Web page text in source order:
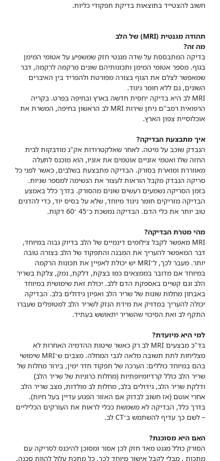
חשוב להצטייד בתוצאות בדיקת תפקודי כליות.
תהודה מגנטית (MRI) של הלב
מה זה?
בדיקה המתבססת על שדה מגנטי חזק שמשפיע על אטומי המימן
בגוף. מספר אטומי המימן ותכונותיהם שונים מרקמה לרקמה, דבר
שמאפשר לצלם את הגוף בצורה מפורטת ולהפריד בין האיברים
השונים, גם ללא חומר ניגוד.
MRI לב היא בדיקה יחסית חדשה בארץ ובחיפה בפרט. בקריה
הרפואית רמב"ם ניתן שירות MRI לב הראשון בחיפה, המשרת את
אוכלוסיית צפון הארץ.
איך מתבצעת הבדיקה?
הנבדק שוכב על מיטה. לאחר שאלקטרודות אק"ג מודבקות לבית
החזה שלו ואטמי אזניים אוטמים את אזניו, הוא מוכנס לתעלה
מאווררת ומוארת בסורק. הבדיקה מתבצעת בשלבים, כאשר לפני כל
סריקה הנבדק מקבל הוראות לעצור את הנשימה למספר שניות.
בזמן הסריקה נשמעים רעשים שונים מהסורק. בדרך כלל באמצע
הבדיקה מזריקים חומר ניגוד מיוחד, שלא על בסיס יוד, כדי להדגים
טוב יותר את כלי הדם. הבדיקה נמשכת כ־45 ־60 דקות.
מהי מטרת הבדיקה?
MRI מאפשר לקבל צילומים דינמיים של הלב בדיוק גבוה במיוחד,
דבר המאפשר להעריך את המבנה והתפקוד של הלב בצורה טובה
יותר. מעבר לכך, ל־MRI יש יכולת לאפיין את תכונות הרקמה
במיוחד אם מדובר בממצאים כמו בצקת, דלקת, נמק, צלקת בשריר
הלב וגם קשיים באספקת הדם ללב. יכולת זאת שימושית במיוחד
באבחון מחלות שונות של שריר הלב ואפיון גידולים בלב. הבדיקה
יכולה להעריך במדויק את מידת הנזק לשריר הלב למטופלים שעברו
התקף לב ואת הסיכוי שהשריר יתאושש בעתיד.
למי היא מיועדת?
בד"כ מבצעים MRI לב רק כאשר שיטות ההדמיה האחרות לא
מצליחות לתת תשובה מלאה לגבי המחלה. מצבים ש־MRI שימושי
בהם במיוחד כוללים: הערכה של תפקוד חדר ימין, בירור מחלות של
שריר הלב כולל קרדיומיופתיות (מחלות כרוניות של שריר הלב)
ודלקת שריר הלב, גידולים בלב, מחלות לב מולדות, מצב שריר הלב
אחרי אוטם (אז חשוב לבדוק אם האזור הפגוע עדיין בעל חיות).
בדרך כלל, הבדיקה לא משמשת ככלי לראות את העורקים הכליליים
– לשם כך עדיף להשתמש ב־CT לב.
האם היא מסוכנת?
הסורק כולל מגנט מאד חזק לכן אסור ומסוכן להיכנס לסריקה עם
מתכות , מבלי לקבל אישור מיוחד לכך. כל מתכת עלול להוות סכנה.